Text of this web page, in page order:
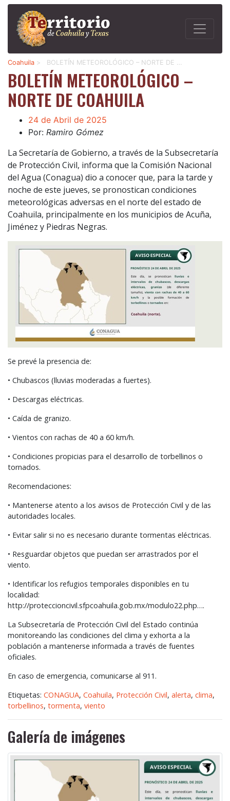
Coahuila > BOLETÍN METEOROLÓGICO – NORTE DE …
BOLETÍN METEOROLÓGICO –
NORTE DE COAHUILA
24 de Abril de 2025
Por: Ramiro Gómez
La Secretaría de Gobierno, a través de la Subsecretaría
de Protección Civil, informa que la Comisión Nacional
del Agua (Conagua) dio a conocer que, para la tarde y
noche de este jueves, se pronostican condiciones
meteorológicas adversas en el norte del estado de
Coahuila, principalmente en los municipios de Acuña,
Jiménez y Piedras Negras.
Se prevé la presencia de:
• Chubascos (lluvias moderadas a fuertes).
• Descargas eléctricas.
• Caída de granizo.
• Vientos con rachas de 40 a 60 km/h.
• Condiciones propicias para el desarrollo de torbellinos o
tornados.
Recomendaciones:
• Mantenerse atento a los avisos de Protección Civil y de las
autoridades locales.
• Evitar salir si no es necesario durante tormentas eléctricas.
• Resguardar objetos que puedan ser arrastrados por el
viento.
• Identificar los refugios temporales disponibles en tu
localidad:
http://proteccioncivil.sfpcoahuila.gob.mx/modulo22.php….
La Subsecretaría de Protección Civil del Estado continúa
monitoreando las condiciones del clima y exhorta a la
población a mantenerse informada a través de fuentes
oficiales.
En caso de emergencia, comunicarse al 911.
Etiquetas: CONAGUA, Coahuila, Protección Civil, alerta, clima,
torbellinos, tormenta, viento
Galería de imágenes